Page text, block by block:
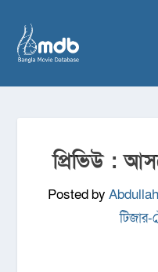
প্রিভিউ :
Posted by
টিজার-